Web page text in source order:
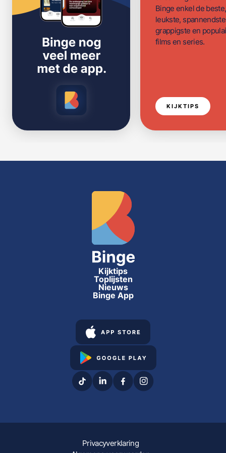
Binge enkel de beste,
leukste,
grappigste en
films en series.
KIJKTIPS
Kijktips
Toplijsten
Nieuws
Binge App
Privacyverklaring